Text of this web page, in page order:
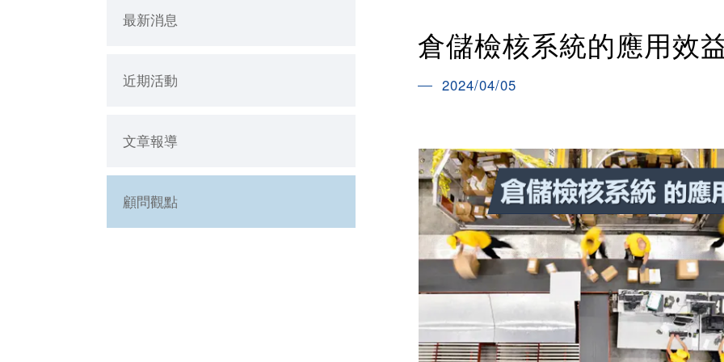
最新消息
近期活動
文章報導
顧問觀點
倉儲檢核系統的應用效
2024/04/05